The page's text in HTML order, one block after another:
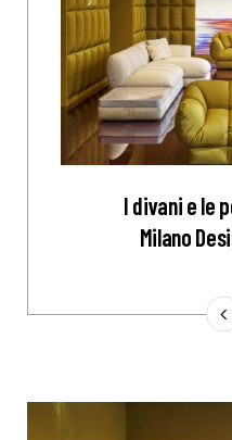
I divani e le
Milano